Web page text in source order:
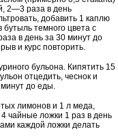
2—3 раза в день
добавить 1 каплю
темного цвета с
в день за 30 минут до
и курс повторить.
бульона. Кипятить 15
отцедить, чеснок и
до еды.
лимонов и 1 л меда,
чайные ложки 1 раз в день
каждой ложки делать